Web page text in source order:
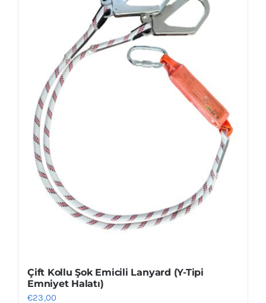
Çift Kollu Şok Emicili Lanyard (Y-Tipi
Emniyet Halatı)
€23,00